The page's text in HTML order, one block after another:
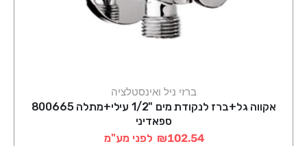
ברזי ניל ואינסטלציה
אקווה גל+ברז לנקודת מים "1/2 עילי+מתלה 800665
ספאדיני
₪102.54 לפני מע"מ